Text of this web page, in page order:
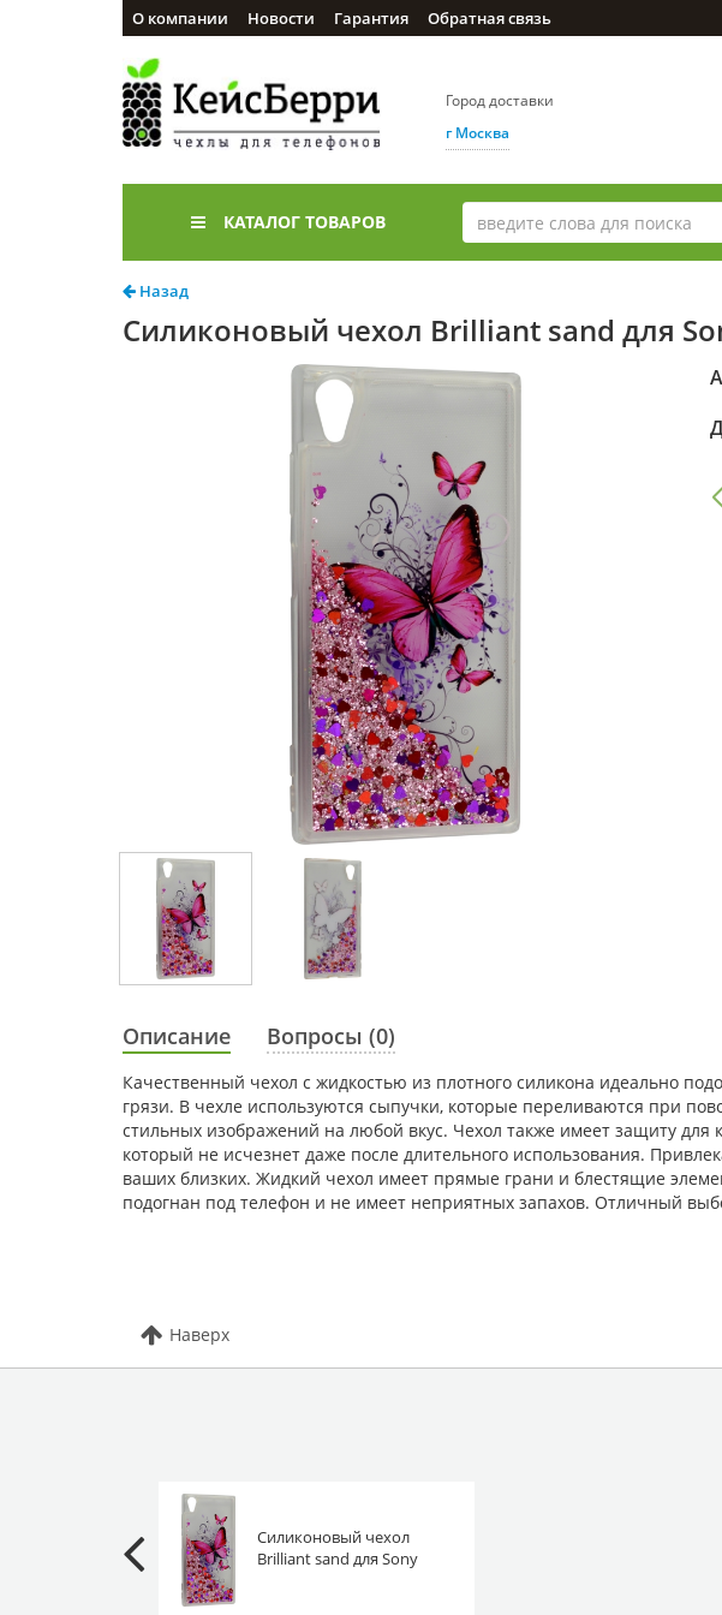
О компании Новости Гарантия Обратная связь
Город доставки
г Москва
КАТАЛОГ ТОВАРОВ
Назад
Силиконовый чехол Brilliant sand для
Описание Вопросы (0)
Качественный чехол с жидкостью из плотного силикона идеально
грязи. В чехле используются сыпучки, которые переливаются при
стильных изображений на любой вкус. Чехол также имеет защиту
который не исчезнет даже после длительного использования.
ваших близких. Жидкий чехол имеет прямые грани и блестящие
подогнан под телефон и не имеет неприятных запахов. Отличный
Наверх
Силиконовый чехол
Brilliant sand для Sony